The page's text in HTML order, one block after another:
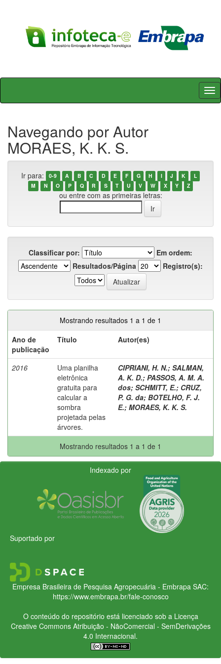
Skip
Navegando por Autor
MORAES, K. K. S.
Ir para: 0-9 A B C D E F G H I J K
L
M
N O P Q R S T U V W X Y Z
ou entre com as primeiras letras:
Classificar por:
Em ordem:
Resultados/Página
Registro(s):
Mostrando resultados 1 a 1 de 1
Ano de
publicação
Título Autor(es)
2016
Uma planilha
eletrônica
gratuita para
calcular a
sombra
projetada pelas
árvores.
CIPRIANI, H. N.; SALMAN,
A. K. D.; PASSOS, A. M. A.
dos; SCHMITT, E.; CRUZ,
P. G. da; BOTELHO, F. J.
E.; MORAES, K. K. S.
Mostrando resultados 1 a 1 de 1
Indexado por
Suportado por
Empresa Brasileira de Pesquisa Agropecuária - Embrapa SAC:
https://www.embrapa.br/fale-conosco
O conteúdo do repositório está licenciado sob a Licença
Creative CommonsAtribuição - NãoComercial - SemDerivações
4.0 Internacional.